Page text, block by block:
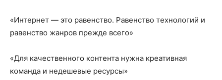
«Интернет — это равенство. Равенство технологий и
равенство жанров прежде всего»
«Для качественного контента нужна креативная
команда и недешевые ресурсы»